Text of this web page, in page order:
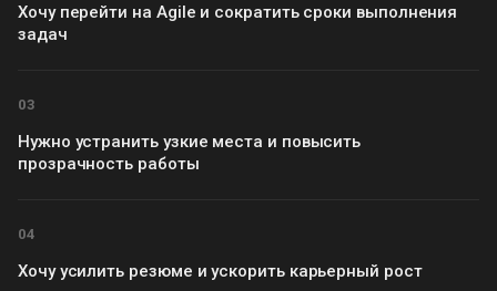
Хочу перейти на Agile и сократить сроки выполнения
задач
03
Нужно устранить узкие места и повысить
прозрачность работы
04
Хочу усилить резюме и ускорить карьерный рост